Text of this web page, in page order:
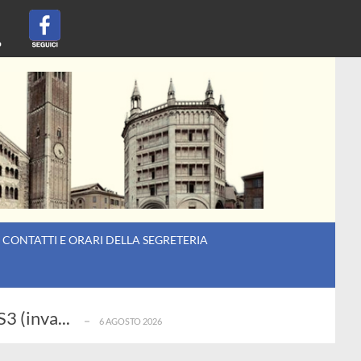
CONTATTI E ORARI DELLA SEGRETERIA
(inva... 6 AGOSTO 2026